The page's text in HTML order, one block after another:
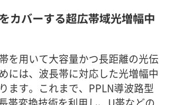
カバーする超広帯域光増幅中
を用いて大容量かつ長距離の光伝
には、波長帯に対応した光増幅中
ます。これまで、PPLN導波路型